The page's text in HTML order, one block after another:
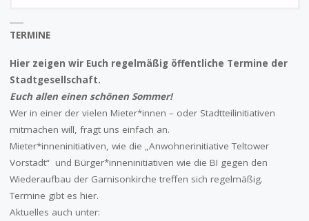
TERMINE
Hier zeigen wir Euch regelmäßig öffentliche Termine der
Stadtgesellschaft.
Euch allen einen schönen Sommer!
Wer in einer der vielen Mieter*innen – oder Stadtteilinitiativen
mitmachen will, fragt uns einfach an.
Mieter*inneninitiativen, wie die „Anwohnerinitiative Teltower
Vorstadt“ und Bürger*inneninitiativen wie die BI gegen den
Wiederaufbau der Garnisonkirche treffen sich regelmäßig.
Termine gibt es hier.
Aktuelles auch unter: